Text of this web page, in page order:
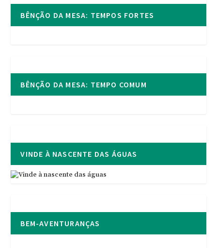
BÊNÇÃO DA MESA: TEMPOS FORTES
BÊNÇÃO DA MESA: TEMPO COMUM
VINDE À NASCENTE DAS ÁGUAS
BEM-AVENTURANÇAS